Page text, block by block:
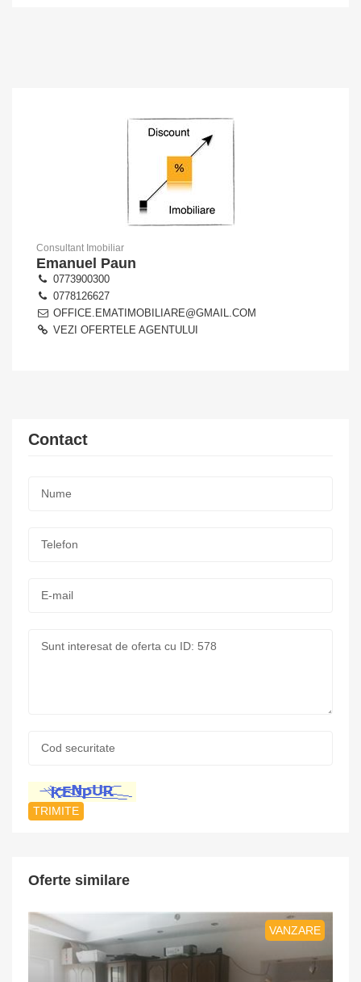
Consultant Imobiliar
Emanuel Paun
0773900300
0778126627
OFFICE.EMATIMOBILIARE@GMAIL.COM
VEZI OFERTELE AGENTULUI
Contact
mail:
securitate:
Oferte similare
VANZARE